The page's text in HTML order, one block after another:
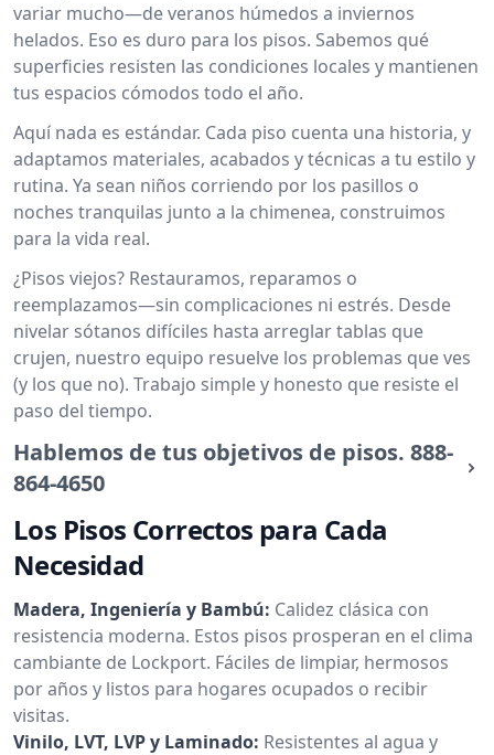
variar mucho—de veranos húmedos a inviernos
helados. Eso es duro para los pisos. Sabemos qué
superficies resisten las condiciones locales y mantienen
tus espacios cómodos todo el año.
Aquí nada es estándar. Cada piso cuenta una historia, y
adaptamos materiales, acabados y técnicas a tu estilo y
rutina. Ya sean niños corriendo por los pasillos o
noches tranquilas junto a la chimenea, construimos
para la vida real.
¿Pisos viejos? Restauramos, reparamos o
reemplazamos—sin complicaciones ni estrés. Desde
nivelar sótanos difíciles hasta arreglar tablas que
crujen, nuestro equipo resuelve los problemas que ves
(y los que no). Trabajo simple y honesto que resiste el
paso del tiempo.
Hablemos de tus objetivos de pisos. 888-
864-4650
Los Pisos Correctos para Cada
Necesidad
Madera, Ingeniería y Bambú: Calidez clásica con
resistencia moderna. Estos pisos prosperan en el clima
cambiante de Lockport. Fáciles de limpiar, hermosos
por años y listos para hogares ocupados o recibir
visitas.
Vinilo, LVT, LVP y Laminado: Resistentes al agua y